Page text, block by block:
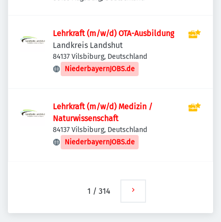
Lehrkraft (m/w/d) OTA-Ausbildung
Landkreis Landshut
84137 Vilsbiburg, Deutschland
NiederbayernJOBS.de
Lehrkraft (m/w/d) Medizin /
Naturwissenschaft
84137 Vilsbiburg, Deutschland
NiederbayernJOBS.de
1 / 314